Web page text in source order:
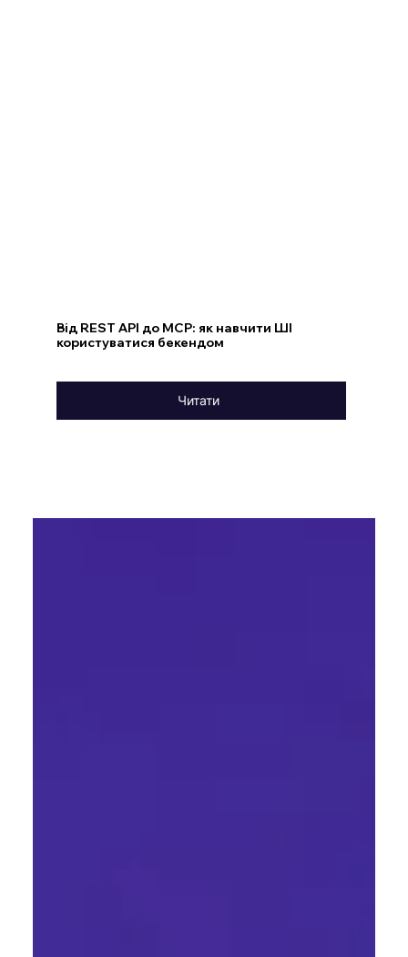
Від REST API до MCP: як навчити ШІ
користуватися бекендом
Читати